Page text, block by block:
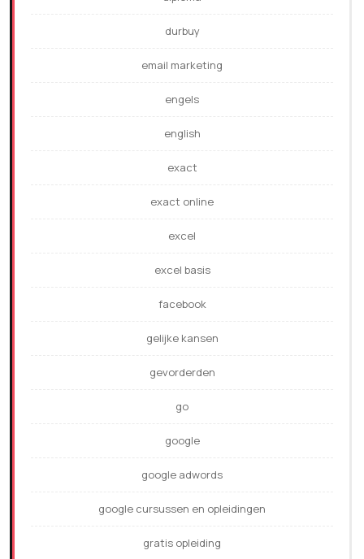
durbuy
email marketing
engels
english
exact
exact online
excel
excel basis
facebook
gelijke kansen
gevorderden
go
google
google adwords
google cursussen en opleidingen
gratis opleiding